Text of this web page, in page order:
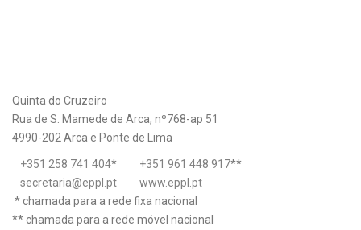
Quinta do Cruzeiro
Rua de S. Mamede de Arca, nº768-ap 51
4990-202 Arca e Ponte de Lima
+351 258 741 404* +351 961 448 917**
secretaria@eppl.pt
www.eppl.pt
* chamada para a rede fixa nacional
** chamada para a rede móvel nacional